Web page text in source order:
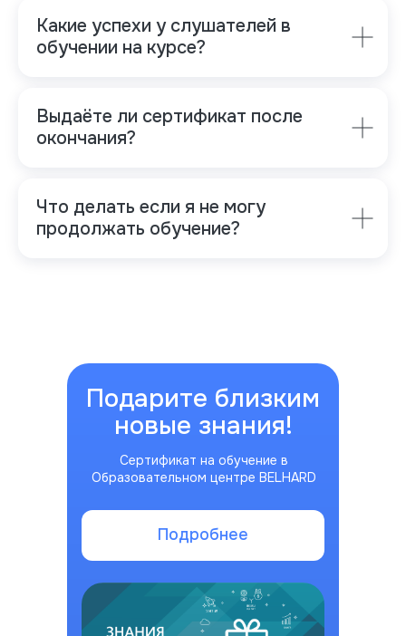
Какие успехи у слушателей в
обучении на курсе?
Выдаёте ли сертификат после
окончания?
Что делать если я не могу
продолжать обучение?
Подарите близким
новые знания!
Сертификат на обучение в
Образовательном центре BELHARD
Подробнее